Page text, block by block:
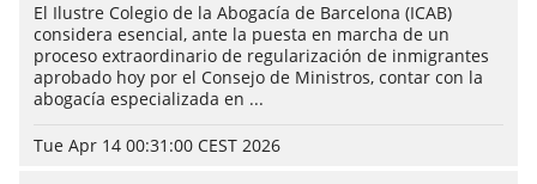
El Ilustre Colegio de la Abogacía de Barcelona (ICAB)
considera esencial, ante la puesta en marcha de un
proceso extraordinario de regularización de inmigrantes
aprobado hoy por el Consejo de Ministros, contar con la
abogacía especializada en ...
Tue Apr 14 00:31:00 CEST 2026